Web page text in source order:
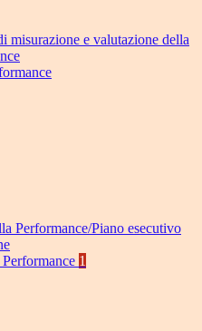
misurazione e valutazione della
Performance/Piano esecutivo
1